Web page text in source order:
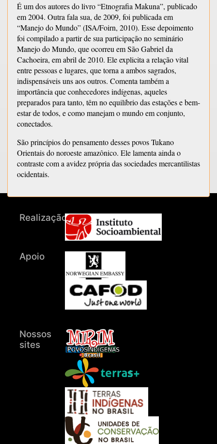
É um dos autores do livro “Etnografia Makuna”, publicado
em 2004. Outra fala sua, de 2009, foi publicada em
“Manejo do Mundo” (ISA/Foirn, 2010). Esse depoimento
foi compilado a partir de sua participação no seminário
Manejo do Mundo, que ocorreu em São Gabriel da
Cachoeira, em abril de 2010. Ele explicita a relação vital
entre pessoas e lugares, que torna a ambos sagrados,
indispensáveis uns aos outros. Comenta também a
importância que conhecedores indígenas, aqueles
preparados para tanto, têm no equilíbrio das estações e bem-
estar de todos, e como manejam o mundo em conjunto,
conectados.
São princípios do pensamento desses povos Tukano
Orientais do noroeste amazônico. Ele lamenta ainda o
contraste com a avidez própria das sociedades mercantilistas
ocidentais.